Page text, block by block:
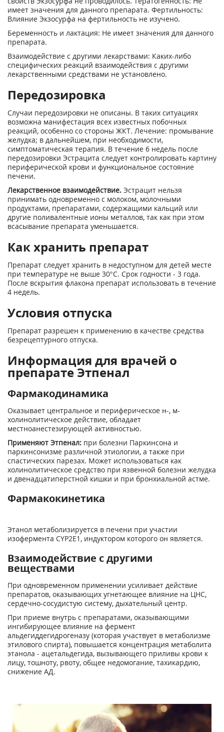
имеет значения для данного препарата. Фертильность:
Влияние Экзосурфа на фертильность не изучено.
Беременность и лактация: Не имеет значения для данного
препарата.
Взаимодействие с другими лекарствами: Каких-либо
специфических реакций взаимодействия с другими
лекарственными средствами не установлено.
Передозировка
Случаи передозировки не описаны. В таких ситуациях
возможна манифестация всех известных побочных
реакций, особенно со стороны ЖКТ. Лечение: промывание
желудка; в дальнейшем, при необходимости,
симптоматическая терапия. В течение 6 недель после
передозировки Эстрацита следует контролировать картину
периферической крови и функциональное состояние
печени.
Лекарственное взаимодействие. Эстрацит нельзя
принимать одновременно с молоком, молочными
продуктами, препаратами, содержащими кальций или
другие поливалентные ионы металлов, так как при этом
всасывание препарата уменьшается.
Как хранить препарат
Препарат следует хранить в недоступном для детей месте
при температуре не выше 30°С. Срок годности - 3 года.
После вскрытия флакона препарат использовать в течение
4 недель.
Условия отпуска
Препарат разрешен к применению в качестве средства
безрецептурного отпуска.
Информация для врачей о
препарате Этпенал
Фармакодинамика
Оказывает центральное и периферическое н-, м-
холинолитическое действие, обладает
местноанестезирующей активностью.
Применяют Этпенал: при болезни Паркинсона и
паркинсонизме различной этиологии, а также при
спастических парезах. Может использоваться как
холинолитическое средство при язвенной болезни желудка
и двенадцатиперстной кишки и при бронхиальной астме.
Фармакокинетика
Этанол метаболизируется в печени при участии
изофермента CYP2E1, индуктором которого он является.
Взаимодействие с другими
веществами
При одновременном применении усиливает действие
препаратов, оказывающих угнетающее влияние на ЦНС,
сердечно-сосудистую систему, дыхательный центр.
При приеме внутрь с препаратами, оказывающими
ингибирующее влияние на фермент
альдегиддегидрогеназу (которая участвует в метаболизме
этилового спирта), повышается концентрация метаболита
этанола - ацетальдегида, вызывающего приливы крови к
лицу, тошноту, рвоту, общее недомогание, тахикардию,
снижение АД.